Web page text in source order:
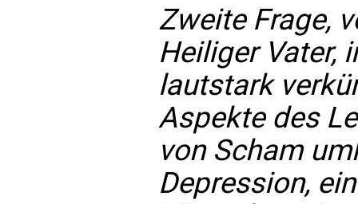
Zweite Frage,
Heiliger Vater,
lautstark
Aspekte des
von Scham
Depression,